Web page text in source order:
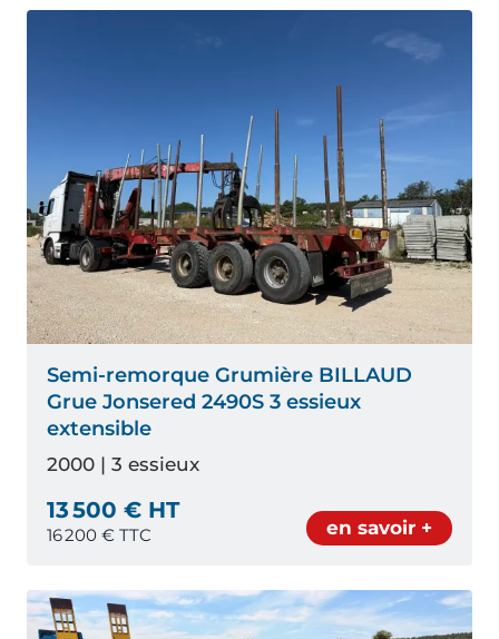
Semi-remorque Grumière BILLAUD
Grue Jonsered 2490S 3 essieux
extensible
2000 | 3 essieux
13 500 € HT
16 200 € TTC en savoir +